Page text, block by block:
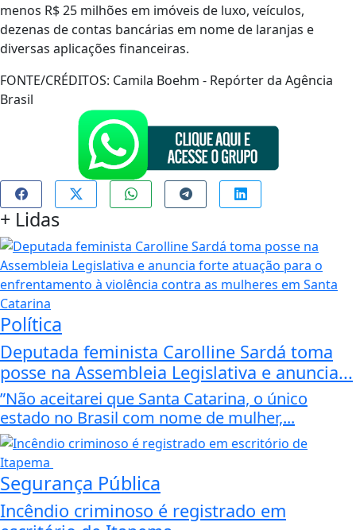
menos R$ 25 milhões em imóveis de luxo, veículos,
dezenas de contas bancárias em nome de laranjas e
diversas aplicações financeiras.
FONTE/CRÉDITOS: Camila Boehm - Repórter da Agência
Brasil
+ Lidas
Política
Deputada feminista Carolline Sardá toma
posse na Assembleia Legislativa e anuncia...
”Não aceitarei que Santa Catarina, o único
estado no Brasil com nome de mulher,...
Segurança Pública
Incêndio criminoso é registrado em